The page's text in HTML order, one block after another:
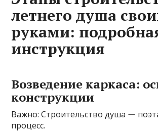
летнего душа
руками:
инструкция
Возведение каркаса:
конструкции
Важно: Строительство душа ー
процесс.